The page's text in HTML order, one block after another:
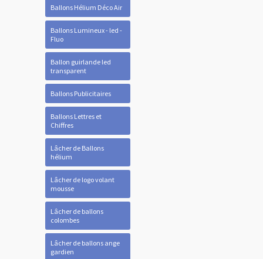
Ballons Hélium Déco Air
Ballons Lumineux - led -
Fluo
Ballon guirlande led
transparent
Ballons Publicitaires
Ballons Lettres et
Chiffres
Lâcher de Ballons
hélium
Lâcher de logo volant
mousse
Lâcher de ballons
colombes
Lâcher de ballons ange
gardien